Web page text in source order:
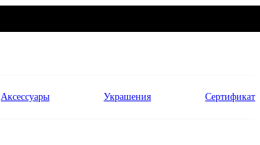
Аксессуары Украшения Сертификат